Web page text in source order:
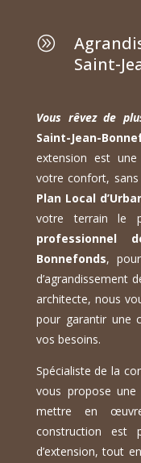
A
Saint-
Vous rêvez de
Saint-Jean-
extension est
votre confort,
Plan Local
votre terrain le
professionnel
Bonnefonds,
d’agrandissement
architecte, nous
pour garantir une
vos besoins.
Spécialiste de la
vous propose
mettre en
construction est
d’extension, tout